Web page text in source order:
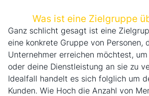
Was ist eine Zielgruppe
Ganz schlicht gesagt ist eine
eine konkrete Gruppe von Personen,
Unternehmer erreichen möchtest,
oder deine Dienstleistung an sie zu
Idealfall handelt es sich folglich um
Kunden. Wie Hoch die Anzahl von